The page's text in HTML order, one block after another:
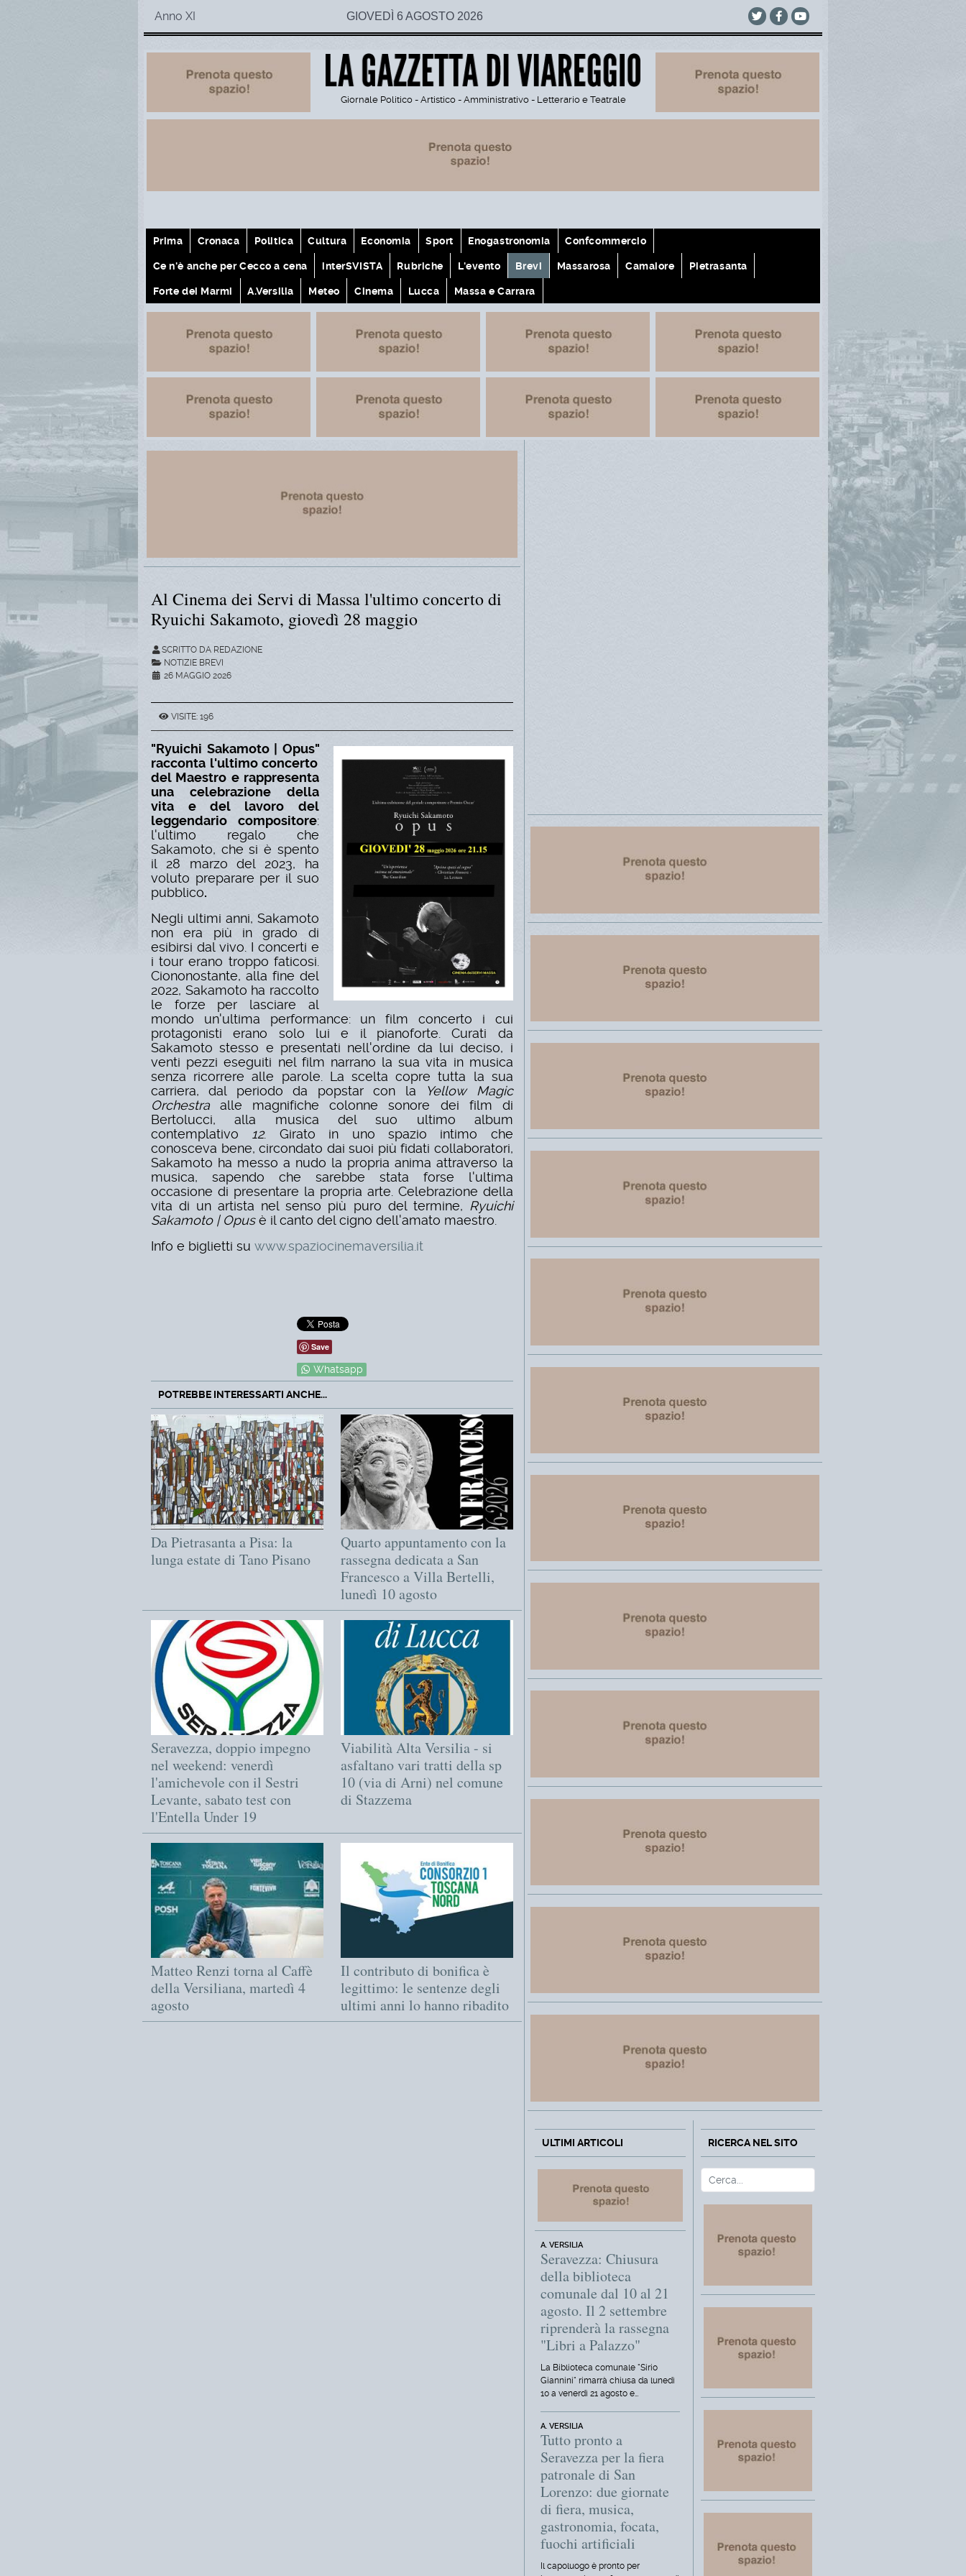
Anno XI GIOVEDÌ 6 AGOSTO 2026
Giornale Politico - Artistico - Amministrativo - Letterario e Teatrale
Prima Cronaca Politica Cultura Economia Sport Enogastronomia Confcommercio
Ce n'è anche per Cecco a cena interSVISTA Rubriche L'evento Brevi Massarosa Camaiore Pietrasanta
Forte dei Marmi A.Versilia Meteo Cinema Lucca Massa e Carrara
Al Cinema dei Servi di Massa l'ultimo concerto di
Ryuichi Sakamoto, giovedì 28 maggio
SCRITTO DA REDAZIONE
NOTIZIE BREVI
26 MAGGIO 2026
VISITE: 196
"Ryuichi Sakamoto | Opus"
racconta l'ultimo concerto
del Maestro e rappresenta
una celebrazione della
vita e del lavoro del
leggendario compositore:
l'ultimo regalo che
Sakamoto, che si è spento
il 28 marzo del 2023, ha
voluto preparare per il suo
pubblico.
Negli ultimi anni, Sakamoto
non era più in grado di
esibirsi dal vivo. I concerti e
i tour erano troppo faticosi.
Ciononostante, alla fine del
2022, Sakamoto ha raccolto
le forze per lasciare al
mondo un'ultima performance: un film concerto i cui
protagonisti erano solo lui e il pianoforte. Curati da
Sakamoto stesso e presentati nell'ordine da lui deciso, i
venti pezzi eseguiti nel film narrano la sua vita in musica
senza ricorrere alle parole. La scelta copre tutta la sua
carriera, dal periodo da popstar con la
Yellow Magic
Orchestra alle magnifiche colonne sonore dei film di
Bertolucci, alla musica del suo ultimo album
contemplativo 12. Girato in uno spazio intimo che
conosceva bene, circondato dai suoi più fidati collaboratori,
Sakamoto ha messo a nudo la propria anima attraverso la
musica, sapendo che sarebbe stata forse l'ultima
occasione di presentare la propria arte. Celebrazione della
vita di un artista nel senso più puro del termine, Ryuichi
Sakamoto | Opusè il canto del cigno dell'amato maestro.
Info e biglietti su www.spaziocinemaversilia.it
Save
Whatsapp
POTREBBE INTERESSARTI ANCHE...
Da Pietrasanta a Pisa: la
lunga estate di Tano Pisano
Quarto appuntamento con la
rassegna dedicata a San
Francesco a Villa Bertelli,
lunedì 10 agosto
Seravezza, doppio impegno
nel weekend: venerdì
l'amichevole con il Sestri
Levante, sabato test con
l'Entella Under 19
Viabilità Alta Versilia - si
asfaltano vari tratti della sp
10 (via di Arni) nel comune
di Stazzema
Matteo Renzi torna al Caffè
della Versiliana, martedì 4
agosto
Il contributo di bonifica è
legittimo: le sentenze degli
ultimi anni lo hanno ribadito
ULTIMI ARTICOLI
A. VERSILIA
Seravezza: Chiusura
della biblioteca
comunale dal 10 al 21
agosto. Il 2 settembre
riprenderà la rassegna
"Libri a Palazzo"
La Biblioteca comunale "Sirio
Giannini" rimarrà chiusa da lunedì
10 a venerdì 21 agosto e…
A. VERSILIA
Tutto pronto a
Seravezza per la fiera
patronale di San
Lorenzo: due giornate
di fiera, musica,
gastronomia, focata,
fuochi artificiali
Il capoluogo è pronto per
RICERCA NEL SITO
Cerca Type 2 or more characters